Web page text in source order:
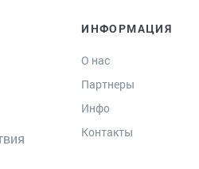
ИНФОРМАЦИЯ
О нас
Партнеры
Инфо
Контакты